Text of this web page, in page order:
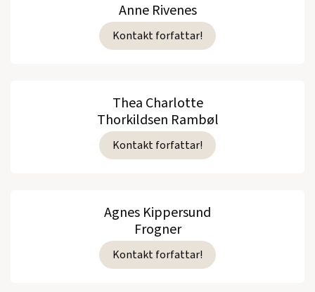
Anne Rivenes
Kontakt forfattar!
Thea Charlotte
Thorkildsen Rambøl
Kontakt forfattar!
Agnes Kippersund
Frogner
Kontakt forfattar!